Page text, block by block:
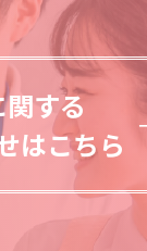
する
はこちら